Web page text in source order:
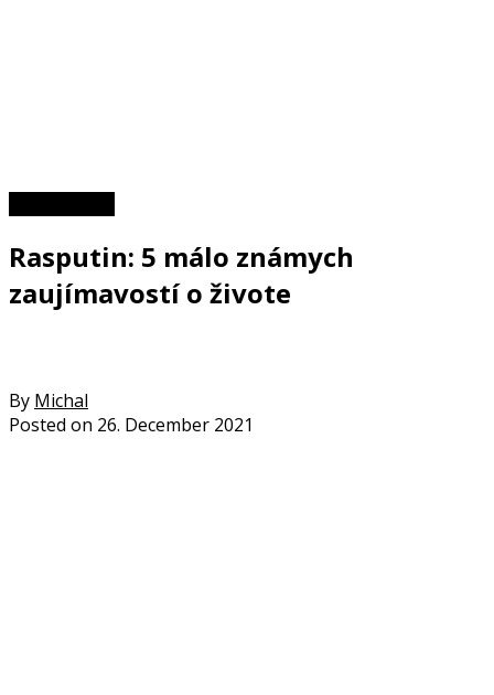
Rasputin: 5 málo známych
zaujímavostí o živote
By Michal
Posted on 26. December 2021